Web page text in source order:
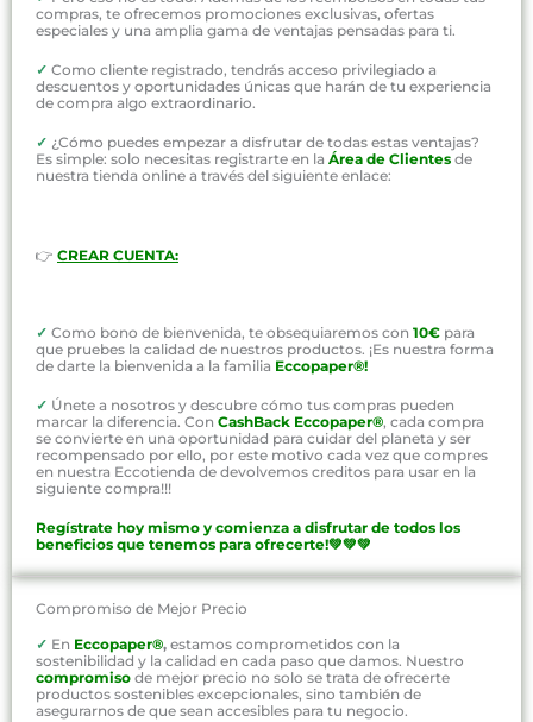
compras, te ofrecemos promociones exclusivas, ofertas
especiales y una amplia gama de ventajas pensadas para ti.
✓ Como cliente registrado, tendrás acceso privilegiado a
descuentos y oportunidades únicas que harán de tu experiencia
de compra algo extraordinario.
✓ ¿Cómo puedes empezar a disfrutar de todas estas ventajas?
Es simple: solo necesitas registrarte en la Área de Clientes de
nuestra tienda online a través del siguiente enlace:
👉 CREAR CUENTA:
✓ Como bono de bienvenida, te obsequiaremos con 10€ para
que pruebes la calidad de nuestros productos. ¡Es nuestra forma
de darte la bienvenida a la familia Eccopaper®!
✓ Únete a nosotros y descubre cómo tus compras pueden
marcar la diferencia. Con CashBack Eccopaper®, cada compra
se convierte en una oportunidad para cuidar del planeta y ser
recompensado por ello, por este motivo cada vez que compres
en nuestra Eccotienda de devolvemos creditos para usar en la
siguiente compra!!!
Regístrate hoy mismo y comienza a disfrutar de todos los
beneficios que tenemos para ofrecerte!💚💚💚
Compromiso de Mejor Precio
✓ En Eccopaper®, estamos comprometidos con la
sostenibilidad y la calidad en cada paso que damos. Nuestro
compromiso de mejor precio no solo se trata de ofrecerte
productos sostenibles excepcionales, sino también de
asegurarnos de que sean accesibles para tu negocio.